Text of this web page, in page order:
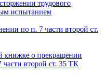
трудового
испытанием
по п. 7 части второй ст.
книжке о прекращении
части второй ст. 35 ТК